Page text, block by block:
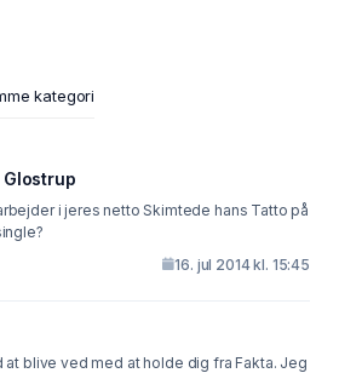
kategori
netto Skimtede hans Tatto på
16. jul 2014 kl. 15:45
at blive ved med at holde dig fra Fakta. Jeg